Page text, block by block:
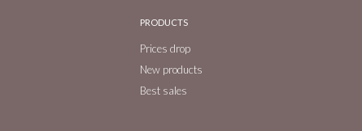
PRODUCTS
Prices drop
New products
Best sales